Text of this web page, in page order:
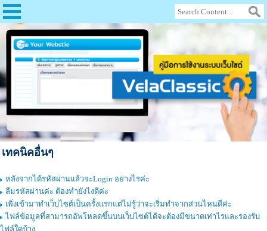
เทคนิคอื่นๆ
หลังจากได้รหัสผ่านแล้วจะLogin อย่างไรค่ะ
ลืมรหัสผ่านค่ะ ต้องทำยังไงดีค่ะ
เพิ่งเข้ามาทำเว็บไซต์เป็นครั้งแรกแต่ไม่รู้ว่าจะเริ่มทำจากส่วนไหนดีค่ะ
ไฟล์ข้อมูลที่สามารถอัพโหลดขึ้นบนเว็บไซต์ได้จะต้องมีขนาดเท่าไรและรองรับ
ไฟล์ใดบ้าง